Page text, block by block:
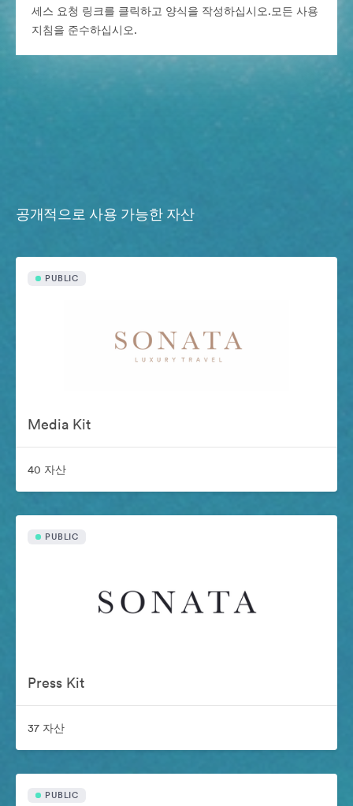
세스 요청 링크를 클릭하고 양식을 작성하십시오.모든 사용
지침을 준수하십시오.
공개적으로 사용 가능한 자산
PUBLIC
Media Kit
40 자산
PUBLIC
Press Kit
37 자산
PUBLIC